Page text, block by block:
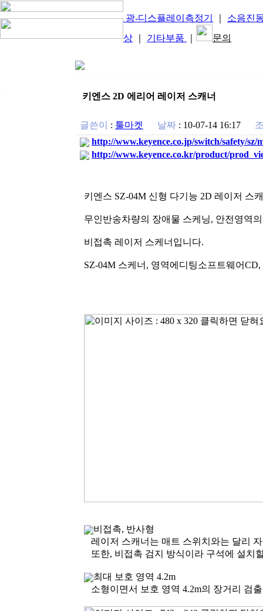
광-디스플레이측정기
소음진
상
기타부품 문의
키엔스 2D 에리어 레이저 스캐너
글쓴이 : 툴마켓 날짜 : 10-07-14 16:17
http://www.keyence.co.jp/switch/safety/sz/
http://www.keyence.co.kr/product/
키엔스 SZ-04M 신형 다기능 2D 레이저 스
무인반송차량의 장애물 스케닝, 안전영역
비접촉 레이저 스케너입니다.
SZ-04M 스케너, 영역에디팅소프트웨어
비접촉, 반사형
레이저 스캐너는 매트 스위치와는 달리
또한, 비접촉 검지 방식이라 구석에 설치
최대 보호 영역 4.2m
소형이면서 보호 영역 4.2m의 장거리 검